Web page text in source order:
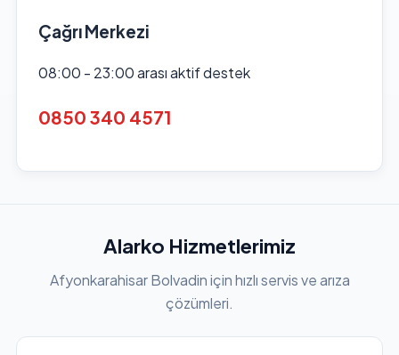
Çağrı Merkezi
08:00 - 23:00 arası aktif destek
0850 340 4571
Alarko Hizmetlerimiz
Afyonkarahisar Bolvadin için hızlı servis ve arıza
çözümleri.